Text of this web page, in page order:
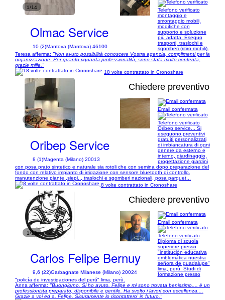
1/14
Olmac Service
10 (2)Mantova (Mantova) 46100
Telefono verificato
montaggio e
smontaggio mobili,
modifiche con
supporto e soluzione
più adatta. Eseguo
trasporti, traslochi e
sgomberi (ritiro mobili).
Teresa afferma: "Non avuto possibilità conoscere Vostra agenzia, complimenti per la
organizzazione. Per quanto riguarda professionalità, sono stata molto contenta,
grazie mille."
18 volte contrattato in Cronoshare
1/13
Chiedere preventivo
Oribep Service
8 (1)Magenta (Milano) 20013
Email confermata
Telefono verificato
Oribep service... Si
eseguono preventivi
gratuiti personalizzati
di imbiancatura di ogni
genere da esterno e
interno, giardinaggio,
progettazione giardini
con posa prato sintetico e naturale sia rotoli che con semina dopo preparazione del
fondo con relativo impianto di irrigazione con sensore bluetooth di controllo,
manutenzione piante ,siepi.., traslochi e sgomberi nazionali, posa parquet...
8 volte contrattato in Cronoshare
1/13
Chiedere preventivo
Carlos Felipe Bernuy
9,6 (22)Garbagnate Milanese (Milano) 20024
Email confermata
Telefono verificato
Diploma di scuola
superiore presso
"institución educativa
emblemática nuestra
señora de guadalupe"
lima, perù. Studi di
formazione presso
"policía de investigaciones del perú" lima, perù.
Anna afferma: "Buongiorno. Si ho avuto. Felipe e mi sono trovata benissimo.... è un
professionista preparato, disponibile e gentile. Ha svolto i lavori con eccellenza....
Grazie a voi ed a. Felipe. Sicuramente lo ricontattero' in futuro."